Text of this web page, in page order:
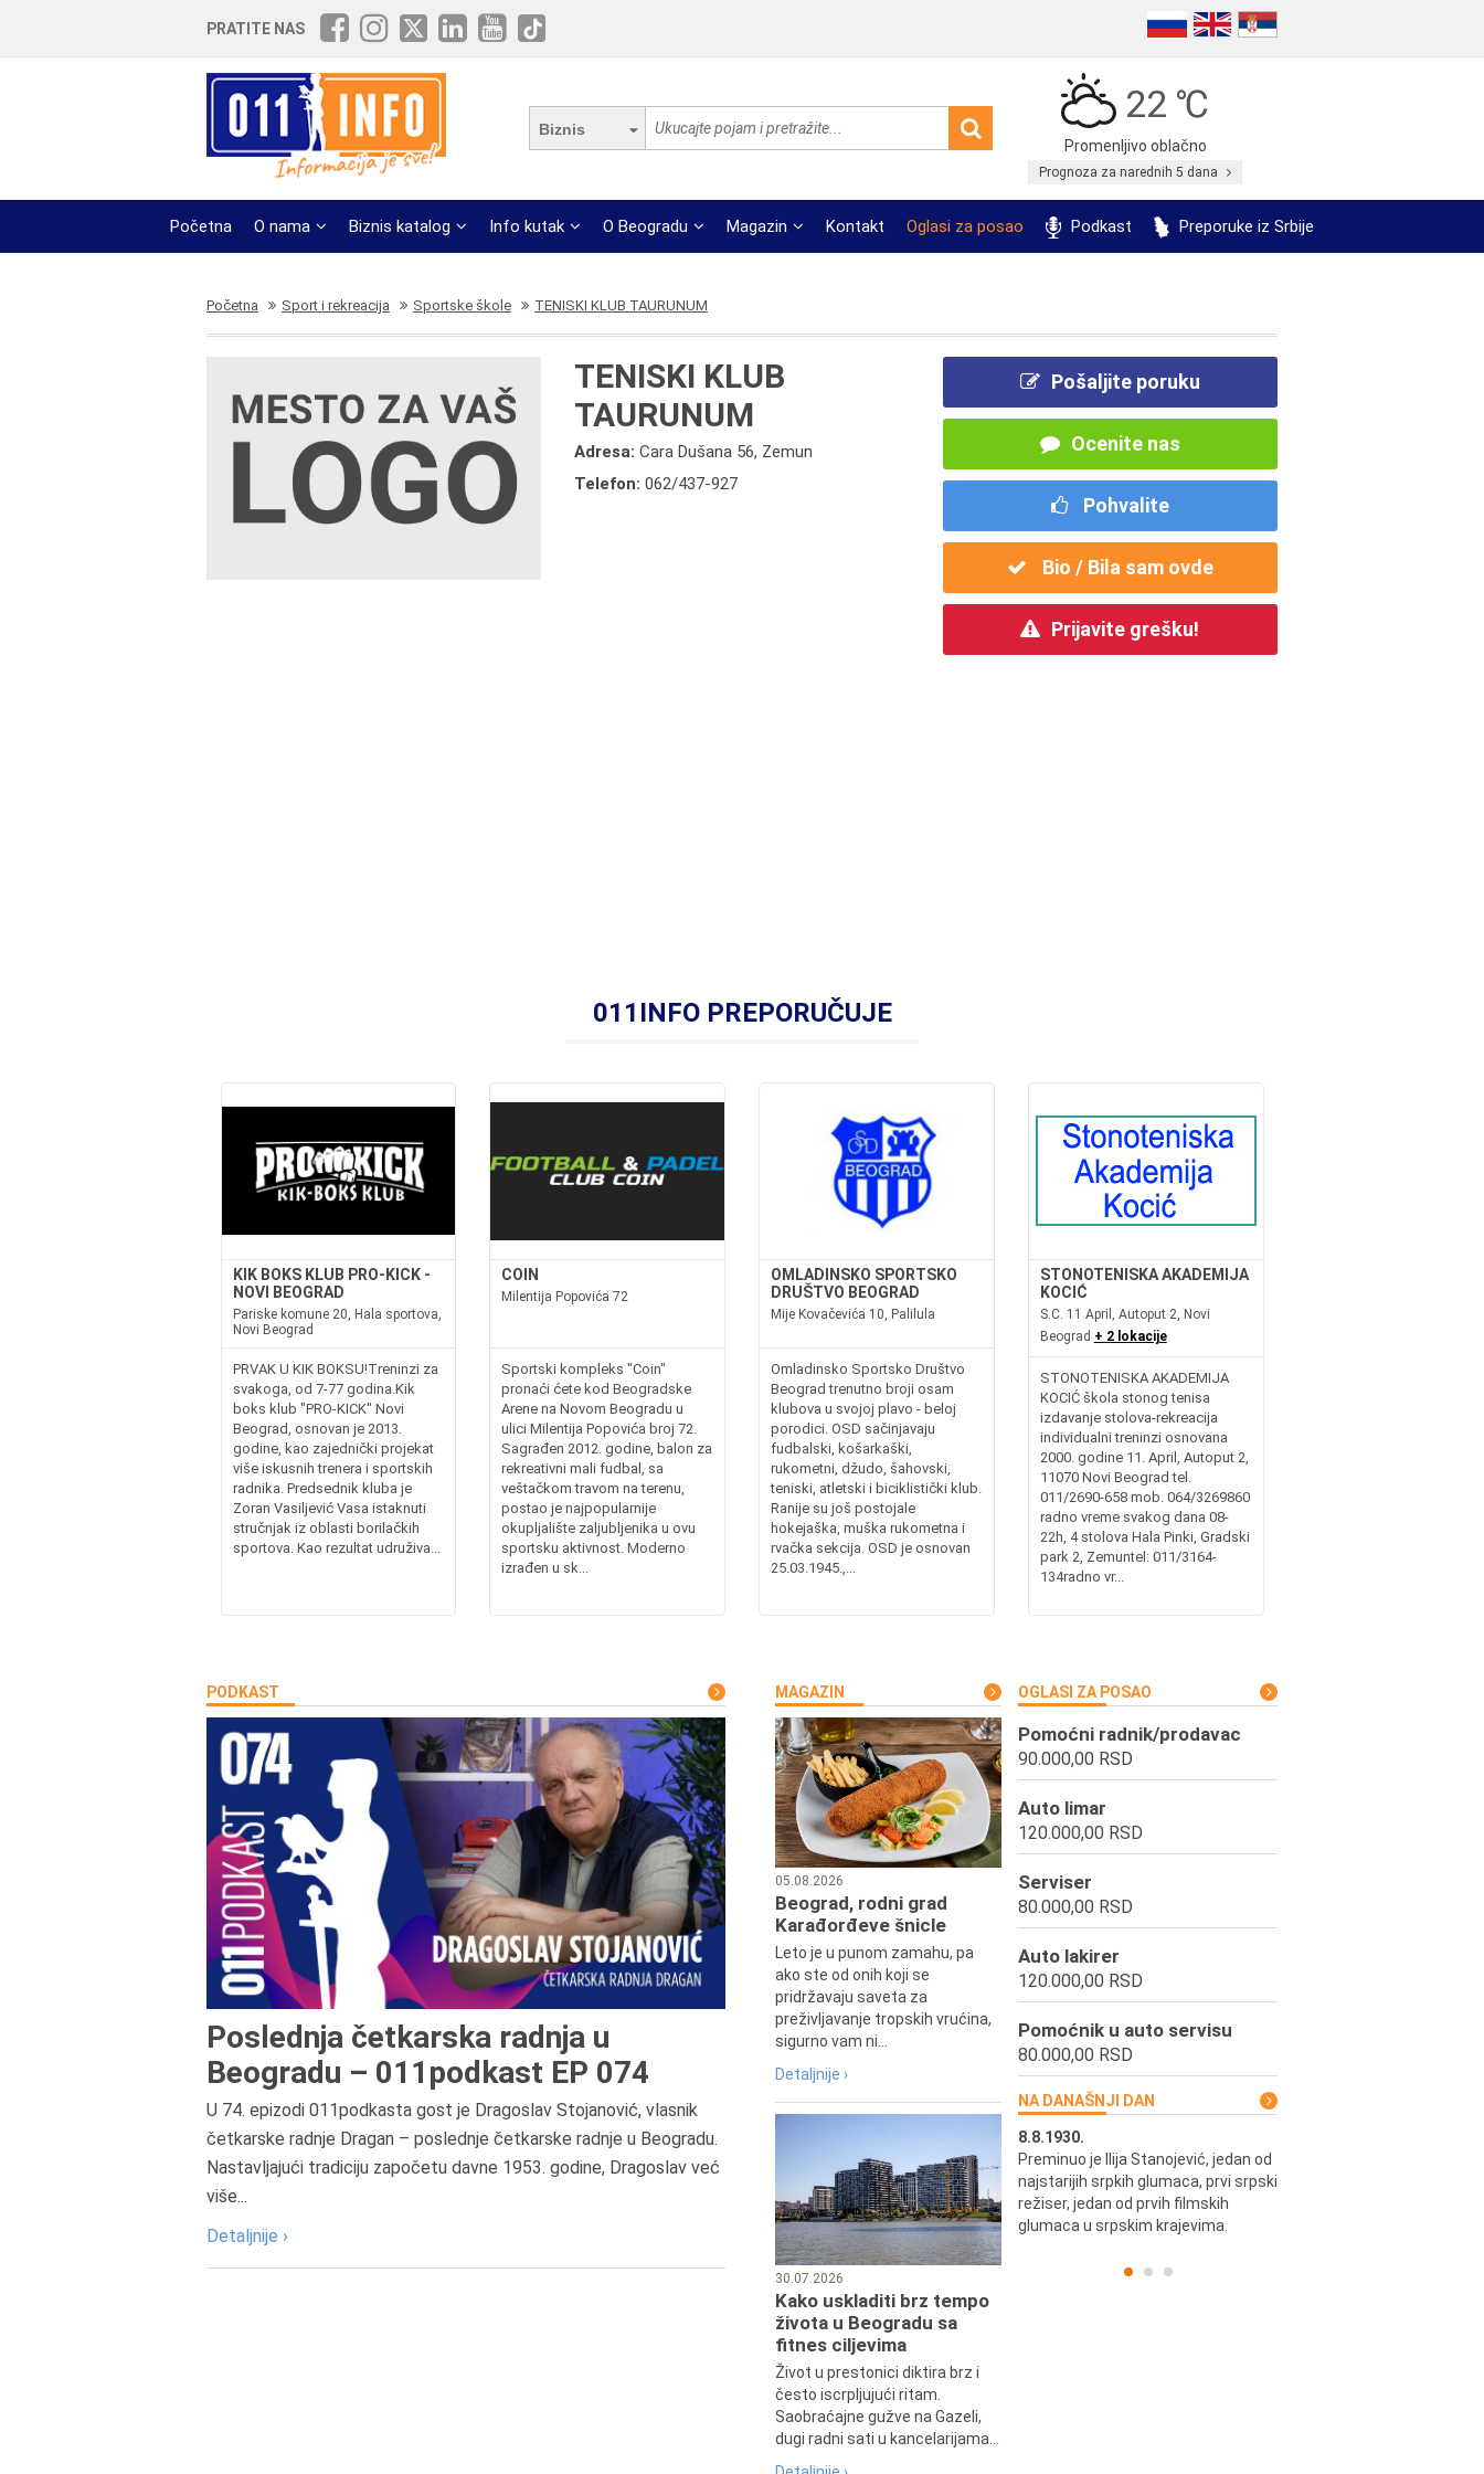
PRATITE NAS
Biznis
22 ℃
Promenljivo oblačno
Prognoza za narednih 5 dana
Početna O nama Biznis katalog Info kutak O Beogradu Magazin Kontakt Oglasi za posao Podkast Preporuke iz Srbije
Početna Sport i rekreacija Sportske škole TENISKI KLUB TAURUNUM
TENISKI KLUB
TAURUNUM
Adresa:Cara Dušana 56, Zemun
Telefon:062/437-927
Pošaljite poruku
Ocenite nas
Pohvalite
Bio / Bila sam ovde
Prijavite grešku!
011INFO PREPORUČUJE
KIK BOKS KLUB PRO-KICK -
NOVI BEOGRAD
Pariske komune 20, Hala sportova,
Novi Beograd
PRVAK U KIK BOKSU!Treninzi za
svakoga, od 7-77 godina.Kik
boks klub "PRO-KICK" Novi
Beograd, osnovan je 2013.
godine, kao zajednički projekat
više iskusnih trenera i sportskih
radnika. Predsednik kluba je
Zoran Vasiljević Vasa istaknuti
stručnjak iz oblasti borilačkih
sportova. Kao rezultat udruživa...
COIN
Milentija Popovića 72
Sportski kompleks "Coin"
pronaći ćete kod Beogradske
Arene na Novom Beogradu u
ulici Milentija Popovića broj 72.
Sagrađen 2012. godine, balon za
rekreativni mali fudbal, sa
veštačkom travom na terenu,
postao je najpopularnije
okupljalište zaljubljenika u ovu
sportsku aktivnost. Moderno
izrađen u sk...
OMLADINSKO SPORTSKO
DRUŠTVO BEOGRAD
Mije Kovačevića 10, Palilula
Omladinsko Sportsko Društvo
Beograd trenutno broji osam
klubova u svojoj plavo - beloj
porodici. OSD sačinjavaju
fudbalski, košarkaški,
rukometni, džudo, šahovski,
teniski, atletski i biciklistički klub.
Ranije su još postojale
hokejaška, muška rukometna i
rvačka sekcija. OSD je osnovan
25.03.1945.,...
STONOTENISKA AKADEMIJA
KOCIĆ
S.C. 11 April, Autoput 2, Novi
Beograd + 2 lokacije
STONOTENISKA AKADEMIJA
KOCIĆ škola stonog tenisa
izdavanje stolova-rekreacija
individualni treninzi osnovana
2000. godine 11. April, Autoput 2,
11070 Novi Beograd tel.
011/2690-658 mob. 064/3269860
radno vreme svakog dana 08-
22h, 4 stolova Hala Pinki, Gradski
park 2, Zemuntel: 011/3164-
134radno vr...
PODKAST
Poslednja četkarska radnja u
Beogradu – 011podkast EP 074
U 74. epizodi 011podkasta gost je Dragoslav Stojanović, vlasnik
četkarske radnje Dragan – poslednje četkarske radnje u Beogradu.
Nastavljajući tradiciju započetu davne 1953. godine, Dragoslav već
više...
Detaljnije ›
MAGAZIN
05.08.2026
Beograd, rodni grad
Karađorđeve šnicle
Leto je u punom zamahu, pa
ako ste od onih koji se
pridržavaju saveta za
preživljavanje tropskih vrućina,
sigurno vam ni...
Detaljnije ›
30.07.2026
Kako uskladiti brz tempo
života u Beogradu sa
fitnes ciljevima
Život u prestonici diktira brz i
često iscrpljujući ritam.
Saobraćajne gužve na Gazeli,
dugi radni sati u kancelarijama...
OGLASI ZA POSAO
Pomoćni radnik/prodavac
90.000,00 RSD
Auto limar
120.000,00 RSD
Serviser
80.000,00 RSD
Auto lakirer
120.000,00 RSD
Pomoćnik u auto servisu
80.000,00 RSD
NA DANAŠNJI DAN
Preminuo je Dejan Kosanović,
istoričar filma, filmski reditelj,
profesor i dekan Fakulteta dramskih
umetnosti u Beogradu.
8.8.1930.
Preminuo je Ilija Stanojević, jedan od
najstarijih srpkih glumaca, prvi srpski
režiser, jedan od prvih filmskih
glumaca u srpskim krajevima.